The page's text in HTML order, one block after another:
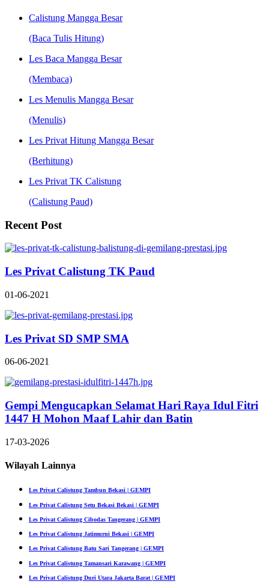
Calistung Mangga Besar
(Baca Tulis Hitung)
Les Baca Mangga Besar
(Membaca)
Les Menulis Mangga Besar
(Menulis)
Les Privat Hitung Mangga Besar
(Berhitung)
Les Privat TK Calistung
(Calistung Paud)
Recent Post
Les Privat Calistung TK Paud
01-06-2021
Les Privat SD SMP SMA
06-06-2021
Gempi Mengucapkan Selamat Hari Raya Idul Fitri
1447 H Mohon Maaf Lahir dan Batin
17-03-2026
Wilayah Lainnya
Les Privat Calistung Tambun Bekasi | GEMPI
Les Privat Calistung Setu Bekasi Bekasi | GEMPI
Les Privat Calistung Cibodas Tangerang | GEMPI
Les Privat Calistung Jatimurni Bekasi | GEMPI
Les Privat Calistung Batu Sari Tangerang | GEMPI
Les Privat Calistung Tamansari Karawang | GEMPI
Les Privat Calistung Duri Utara Jakarta Barat | GEMPI